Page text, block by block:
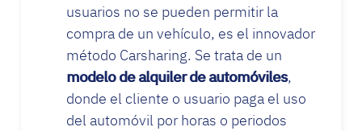
usuarios no se pueden permitir la
compra de un vehículo, es el innovador
método Carsharing. Se trata de un
modelo de alquiler de automóviles,
donde el cliente o usuario paga el uso
del automóvil por horas o periodos